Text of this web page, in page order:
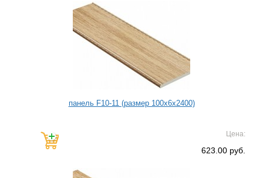
панель F10-11 (размер 100х6х2400)
Цена:
623.00 руб.